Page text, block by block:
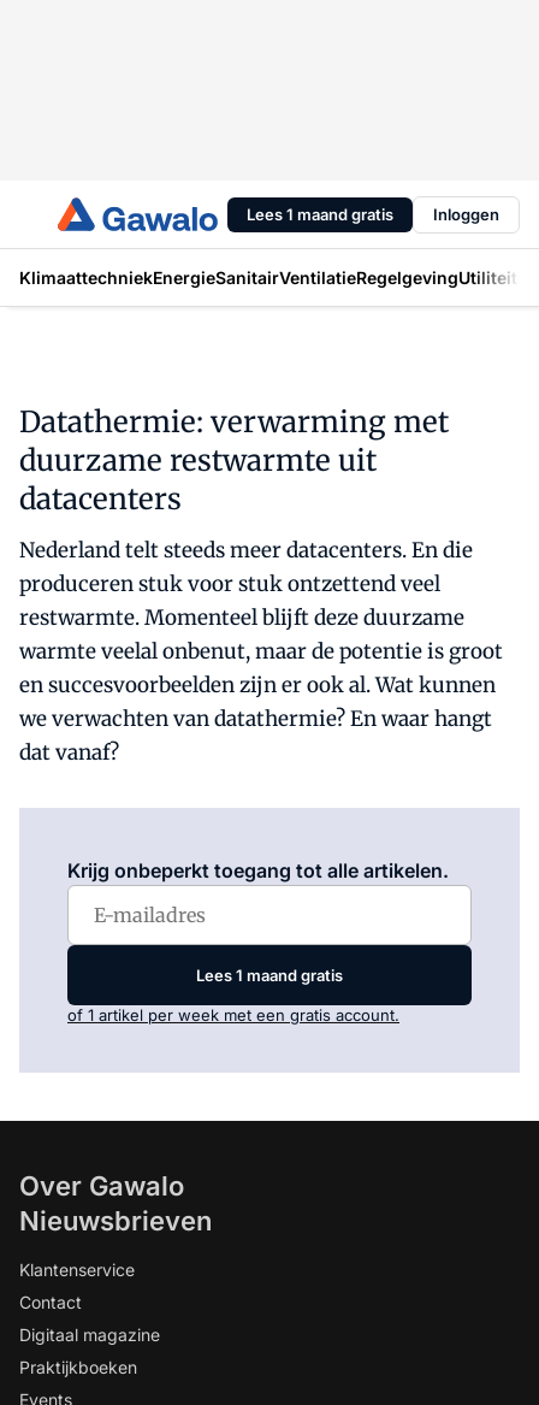
Lees 1 maand gratis Inloggen
KlimaattechniekEnergieSanitairVentilatieRegelgevingUtiliteit
Datathermie: verwarming met
duurzame restwarmte uit
datacenters
Nederland telt steeds meer datacenters. En die
produceren stuk voor stuk ontzettend veel
restwarmte. Momenteel blijft deze duurzame
warmte veelal onbenut, maar de potentie is groot
en succesvoorbeelden zijn er ook al. Wat kunnen
we verwachten van datathermie? En waar hangt
dat vanaf?
Krijg onbeperkt toegang tot alle artikelen.
Lees 1 maand gratis
of 1 artikel per week met een gratis account.
Over Gawalo
Nieuwsbrieven
Klantenservice
Contact
Digitaal magazine
Praktijkboeken
Events